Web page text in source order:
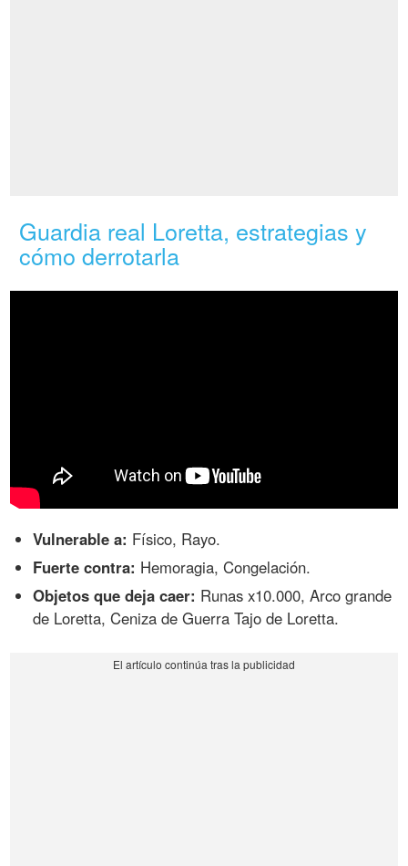
Guardia real Loretta, estrategias y
cómo derrotarla
Vulnerable a: Físico, Rayo.
Fuerte contra: Hemoragia, Congelación.
Objetos que deja caer: Runas x10.000, Arco grande
de Loretta, Ceniza de Guerra Tajo de Loretta.